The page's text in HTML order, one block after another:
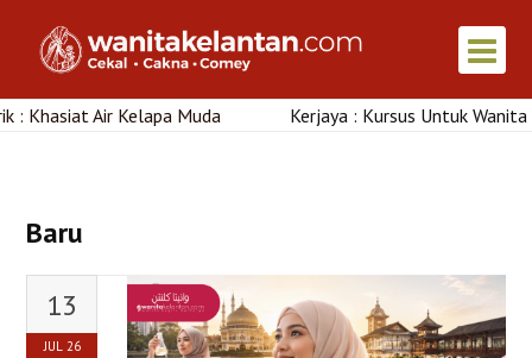
Muda Kerjaya : Kursus Untuk Wanita Di Kelantan
Baru
13
JUL 26